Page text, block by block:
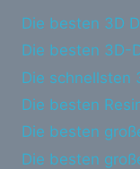
Die besten 3D
Die besten 3D-
Die schnellsten
Die besten
Die besten
Die besten